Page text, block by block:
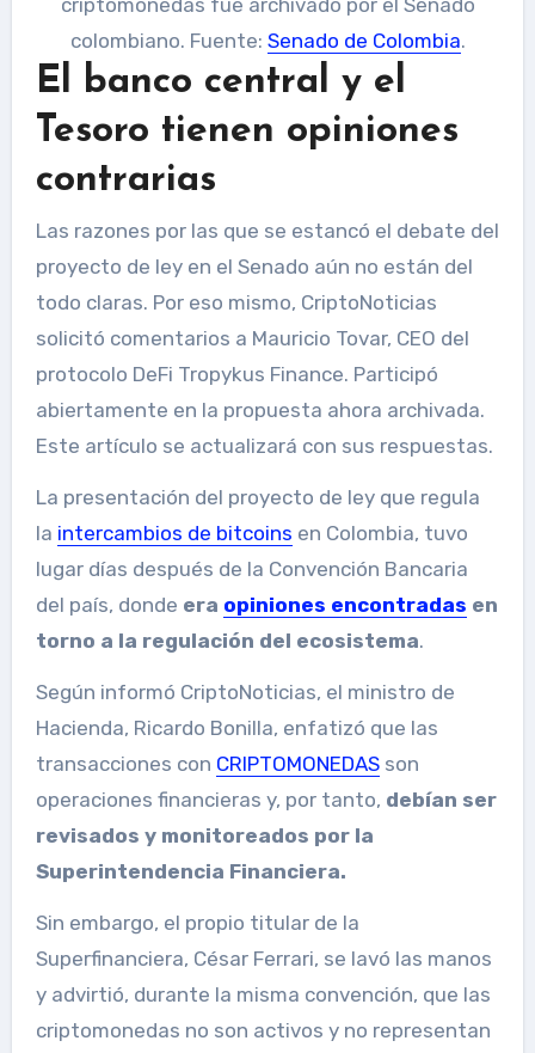
colombiano. Fuente: Senado de Colombia.
El banco central y el
Tesoro tienen opiniones
contrarias
Las razones por las que se estancó el debate del
proyecto de ley en el Senado aún no están del
todo claras. Por eso mismo, CriptoNoticias
solicitó comentarios a Mauricio Tovar, CEO del
protocolo DeFi Tropykus Finance. Participó
abiertamente en la propuesta ahora archivada.
Este artículo se actualizará con sus respuestas.
La presentación del proyecto de ley que regula
la intercambios de bitcoins en Colombia, tuvo
lugar días después de la Convención Bancaria
del país, donde era opiniones encontradas en
torno a la regulación del ecosistema.
Según informó CriptoNoticias, el ministro de
Hacienda, Ricardo Bonilla, enfatizó que las
transacciones con CRIPTOMONEDASson
operaciones financieras y, por tanto, debían ser
revisados ​​y monitoreados por la
Superintendencia Financiera.
Sin embargo, el propio titular de la
Superfinanciera, César Ferrari, se lavó las manos
y advirtió, durante la misma convención, que las
criptomonedas no son activos y no representan